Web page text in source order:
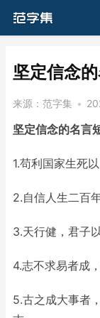
坚定信念
来源： 范字集 •
坚定信念的名言
1.苟利国家生死
2.自信人生二百
3.天行健，君子
4.志不求易者成
5.古之成大事者